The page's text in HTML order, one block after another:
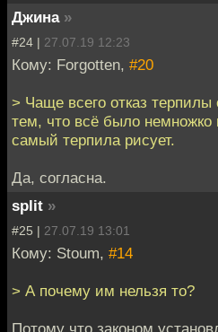
Джина »
#24 | 27.07.19 12:23
Кому: Forgotten, #20
> Чаще всего отказ терпилы
тем, что всё было немножко
самый терпила рисует.
Да, согласна.
split »
#25 | 27.07.19 13:01
Кому: Stoum, #14
> А почему им нельзя то?